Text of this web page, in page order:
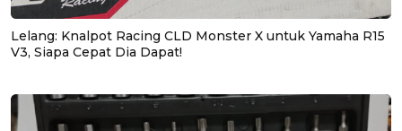
Lelang: Knalpot Racing CLD Monster X untuk Yamaha R15
V3, Siapa Cepat Dia Dapat!